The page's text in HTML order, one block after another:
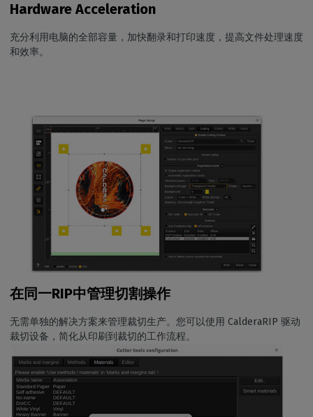
Hardware Acceleration
充分利用电脑的全部容量，加快翻录和打印速度，提高文件处理速度
和效率。
在同一RIP中管理切割操作
无需单独的解决方案来管理裁切生产。您可以使用 CalderaRIP 驱动
裁切设备，简化从印刷到裁切的工作流程。